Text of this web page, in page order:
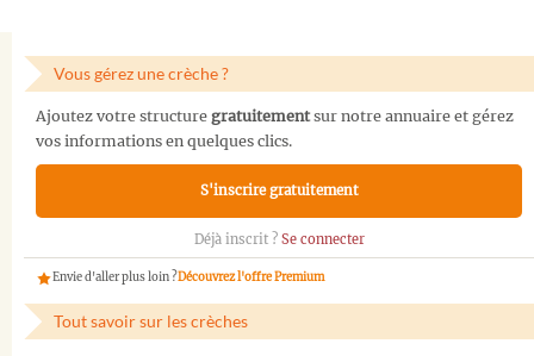
Vous gérez une crèche ?
Ajoutez votre structure gratuitementsur notre annuaire et gérez
vos informations en quelques clics.
S'inscrire gratuitement
Déjà inscrit ? Se connecter
Envie d'aller plus loin ?Découvrez l'offre Premium
Tout savoir sur les crèches